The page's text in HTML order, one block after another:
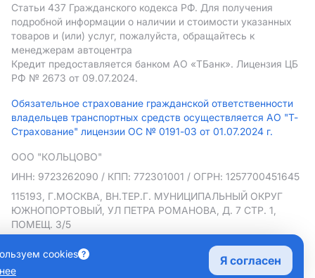
Статьи 437 Гражданского кодекса РФ. Для получения
подробной информации о наличии и стоимости указанных
товаров и (или) услуг, пожалуйста, обращайтесь к
менеджерам автоцентра
Кредит предоставляется банком АO «ТБанк». Лицензия ЦБ
РФ № 2673 от 09.07.2024.
Обязательное страхование гражданской ответственности
владельцев транспортных средств осуществляется АО "Т-
Страхование" лицензии ОС № 0191-03 от 01.07.2024 г.
ООО "КОЛЬЦОВО"
ИНН: 9723262090 / КПП: 772301001 / ОГРН: 1257700451645
115193, Г.МОСКВА, ВН.ТЕР.Г. МУНИЦИПАЛЬНЫЙ ОКРУГ
ЮЖНОПОРТОВЫЙ, УЛ ПЕТРА РОМАНОВА, Д. 7 СТР. 1,
ПОМЕЩ. 3/5
Политика в отношении обработки персональных данных
Согласие на рекламную рассылку
cookies
Я согласен